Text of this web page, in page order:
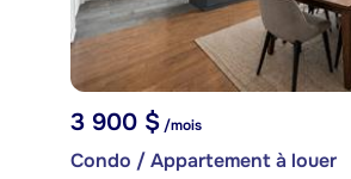
3 900 $/mois
Condo / Appartement à louer